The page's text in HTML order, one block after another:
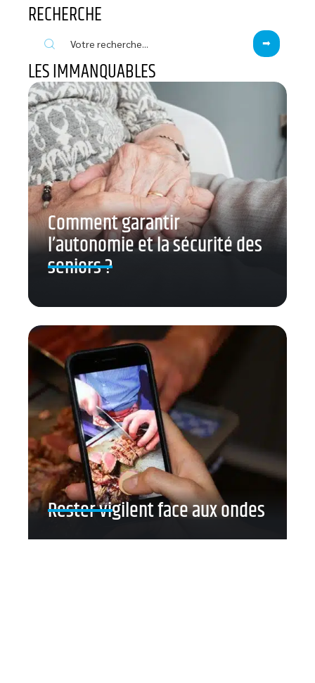
RECHERCHE
LES IMMANQUABLES
Comment garantir
l’autonomie et la sécurité des
seniors ?
Rester vigilent face aux ondes